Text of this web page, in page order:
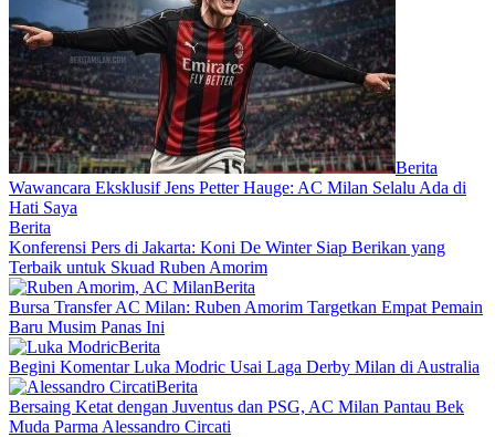
Berita
Wawancara Eksklusif Jens Petter Hauge: AC Milan Selalu Ada di
Hati Saya
Berita
Konferensi Pers di Jakarta: Koni De Winter Siap Berikan yang
Terbaik untuk Skuad Ruben Amorim
Berita
Bursa Transfer AC Milan: Ruben Amorim Targetkan Empat Pemain
Baru Musim Panas Ini
Berita
Begini Komentar Luka Modric Usai Laga Derby Milan di Australia
Berita
Bersaing Ketat dengan Juventus dan PSG, AC Milan Pantau Bek
Muda Parma Alessandro Circati